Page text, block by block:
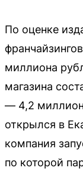
По оценке
миллиона
магазина
— 4,2
открылся в
компания
по которой